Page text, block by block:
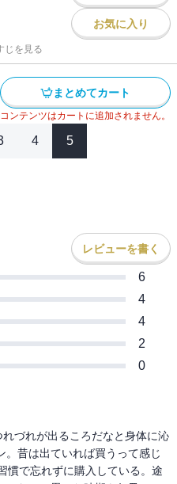
お気に入り
じを見る
まとめてカート
ンテンツはカートに追加されません。
4 5
レビューを書く
6
4
4
2
0
づれが出るころだなと身体に沁
昔は出ていれば買うって感じ
慣で忘れずに購入している。途